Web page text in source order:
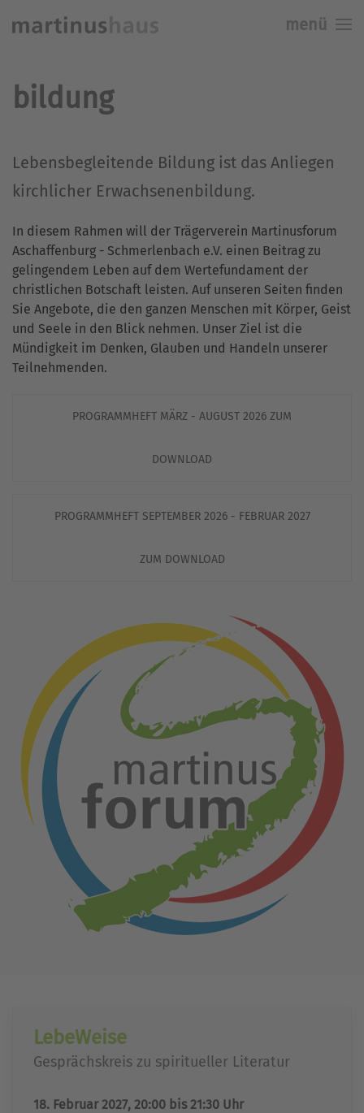
menü
bildung
Lebensbegleitende Bildung ist das Anliegen
kirchlicher Erwachsenenbildung.
In diesem Rahmen will der Trägerverein Martinusforum
Aschaffenburg - Schmerlenbach e.V. einen Beitrag zu
gelingendem Leben auf dem Wertefundament der
christlichen Botschaft leisten. Auf unseren Seiten finden
Sie Angebote, die den ganzen Menschen mit Körper, Geist
und Seele in den Blick nehmen. Unser Ziel ist die
Mündigkeit im Denken, Glauben und Handeln unserer
Teilnehmenden.
PROGRAMMHEFT MÄRZ - AUGUST 2026 ZUM
DOWNLOAD
PROGRAMMHEFT SEPTEMBER 2026 - FEBRUAR 2027
ZUM DOWNLOAD
LebeWeise
Gesprächskreis zu spiritueller Literatur
18. Februar 2027, 20:00 bis 21:30 Uhr